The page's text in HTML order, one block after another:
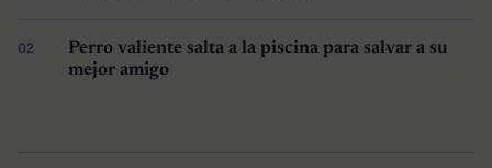
Perro valiente salta a la piscina para salvar a su
mejor amigo